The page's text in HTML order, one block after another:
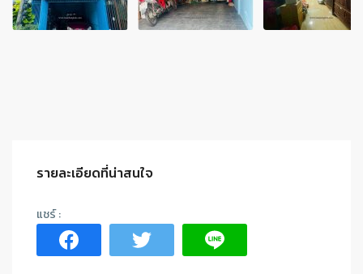
รายละเอียดที่น่าสนใจ